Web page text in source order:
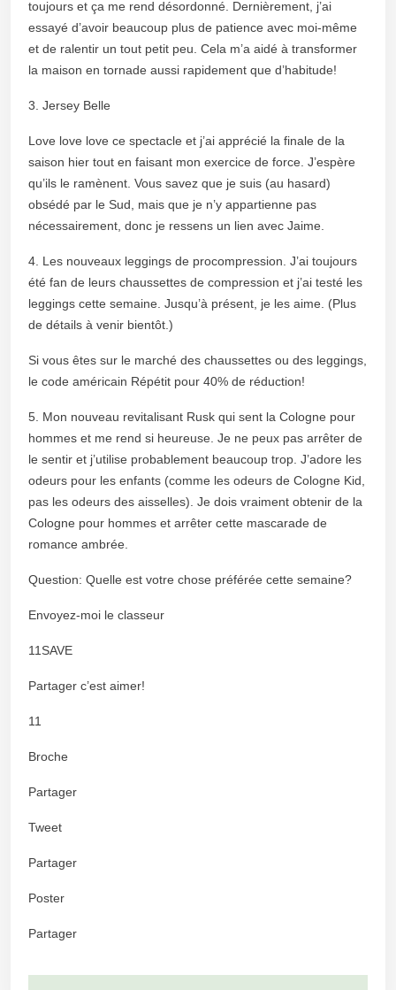
toujours et ça me rend désordonné. Dernièrement, j’ai
essayé d’avoir beaucoup plus de patience avec moi-même
et de ralentir un tout petit peu. Cela m’a aidé à transformer
la maison en tornade aussi rapidement que d’habitude!
3. Jersey Belle
Love love love ce spectacle et j’ai apprécié la finale de la
saison hier tout en faisant mon exercice de force. J’espère
qu’ils le ramènent. Vous savez que je suis (au hasard)
obsédé par le Sud, mais que je n’y appartienne pas
nécessairement, donc je ressens un lien avec Jaime.
4. Les nouveaux leggings de procompression. J’ai toujours
été fan de leurs chaussettes de compression et j’ai testé les
leggings cette semaine. Jusqu’à présent, je les aime. (Plus
de détails à venir bientôt.)
Si vous êtes sur le marché des chaussettes ou des leggings,
le code américain Répétit pour 40% de réduction!
5. Mon nouveau revitalisant Rusk qui sent la Cologne pour
hommes et me rend si heureuse. Je ne peux pas arrêter de
le sentir et j’utilise probablement beaucoup trop. J’adore les
odeurs pour les enfants (comme les odeurs de Cologne Kid,
pas les odeurs des aisselles). Je dois vraiment obtenir de la
Cologne pour hommes et arrêter cette mascarade de
romance ambrée.
Question: Quelle est votre chose préférée cette semaine?
Envoyez-moi le classeur
11SAVE
Partager c’est aimer!
11
Broche
Partager
Tweet
Partager
Poster
Partager